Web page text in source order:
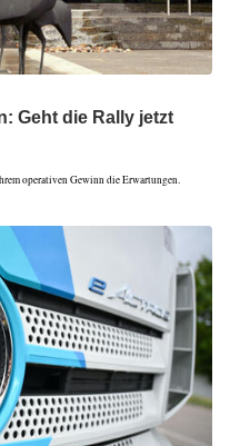
Geht die Rally jetzt
operativen Gewinn die Erwartungen.